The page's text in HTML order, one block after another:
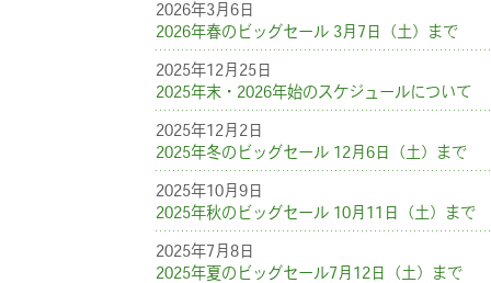
2026年3月6日
2026年春のビッグセール 3月7日（土）まで
2025年12月25日
2025年末・2026年始のスケジュールについて
2025年12月2日
2025年冬のビッグセール 12月6日（土）まで
2025年10月9日
2025年秋のビッグセール 10月11日（土）まで
2025年7月8日
2025年夏のビッグセール7月12日（土）まで